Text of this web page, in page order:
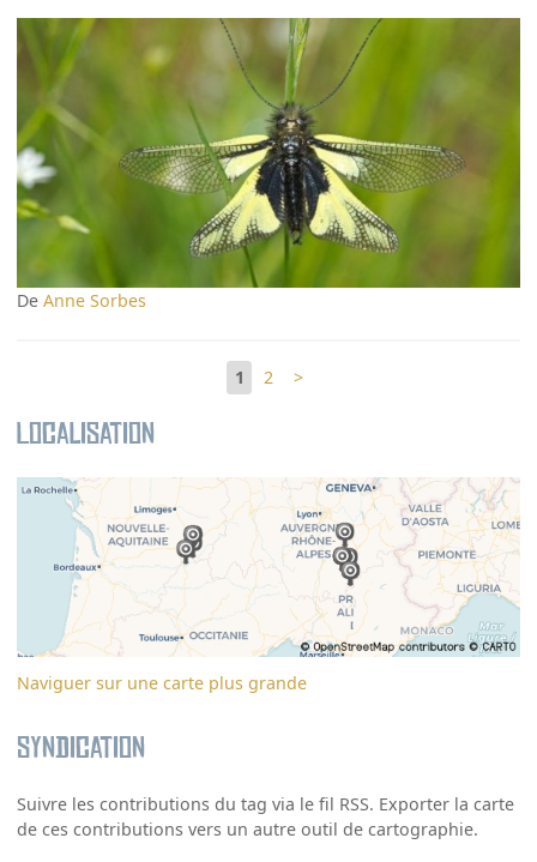
DeAnne Sorbes
1 2 >
Localisation
Naviguer sur une carte plus grande
Syndication
Suivre les contributions du tag via le fil RSS. Exporter la carte
de ces contributions vers un autre outil de cartographie.